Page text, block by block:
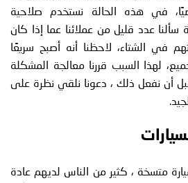
في هذه الحالة نستخدم صلاحية
سألنا عدد قليل من عملائنا عما إذا كان
في الشتاء، لاحظنا أنه أصبح سريعًا
لهذا السبب قررنا معالجة المشكلة
أن نفعل ذلك ، دعونا نلقي نظرة على
متسخة ، كثير من الناس لديهم عادة